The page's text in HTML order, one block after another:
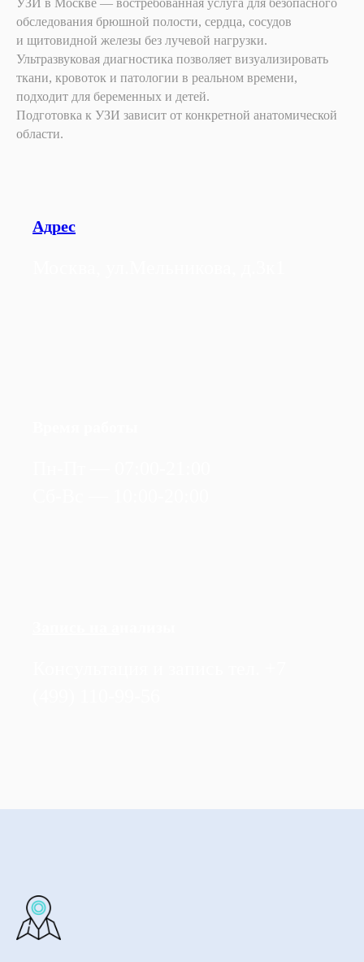
УЗИ в Москве — востребованная услуга для безопасного
обследования брюшной полости, сердца, сосудов
и щитовидной железы без лучевой нагрузки.
Ультразвуковая диагностика позволяет визуализировать
ткани, кровоток и патологии в реальном времени,
подходит для беременных и детей.
Подготовка к УЗИ зависит от конкретной анатомической
области.
Адрес